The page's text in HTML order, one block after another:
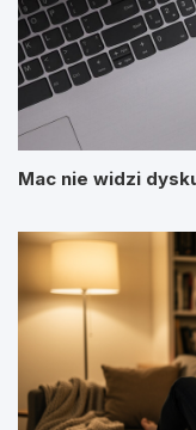
Mac nie widzi